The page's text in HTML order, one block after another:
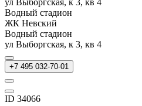
Водный стадион
ЖК Невский
Водный стадион
ул Выборгская, к 3, кв 4
+7 495 032-70-01
ID 34066